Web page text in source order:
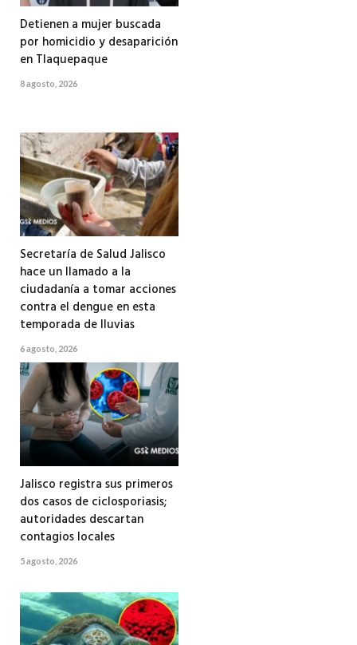
Detienen a mujer buscada
por homicidio y desaparición
en Tlaquepaque
8 agosto, 2026
Secretaría de Salud Jalisco
hace un llamado a la
ciudadanía a tomar acciones
contra el dengue en esta
temporada de lluvias
6 agosto, 2026
Jalisco registra sus primeros
dos casos de ciclosporiasis;
autoridades descartan
contagios locales
5 agosto, 2026